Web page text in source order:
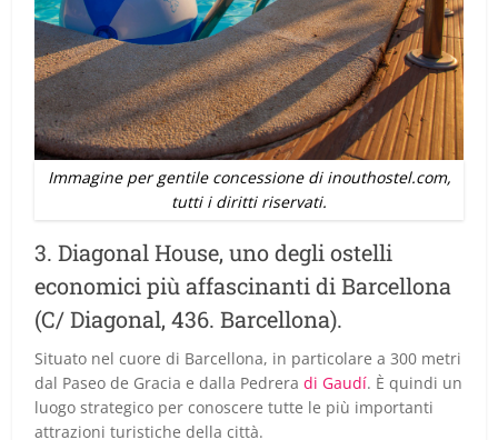
Immagine per gentile concessione di inouthostel.com,
tutti i diritti riservati.
3. Diagonal House, uno degli ostelli
economici più affascinanti di Barcellona
(C/ Diagonal, 436. Barcellona).
Situato nel cuore di Barcellona, in particolare a 300 metri
dal Paseo de Gracia e dalla Pedreradi Gaudí. È quindi un
luogo strategico per conoscere tutte le più importanti
attrazioni turistiche della città.